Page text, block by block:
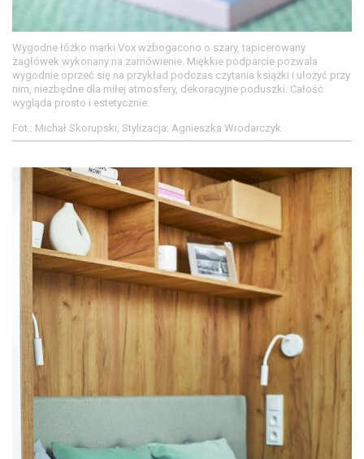
Wygodne łóżko marki Vox wzbogacono o szary, tapicerowany
zagłówek wykonany na zamówienie. Miękkie podparcie pozwala
wygodnie oprzeć się na przykład podczas czytania książki i ułożyć przy
nim, niezbędne dla miłej atmosfery, dekoracyjne poduszki. Całość
wygląda prosto i estetycznie.
Fot.: Michał Skorupski, Stylizacja: Agnieszka Wrodarczyk